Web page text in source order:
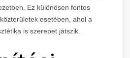
Ez különösen fontos
esetében, ahol a
is szerepet játszik.